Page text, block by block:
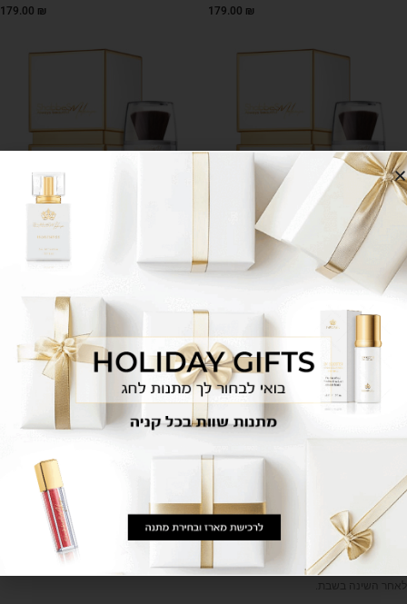
179.00 ₪
179.00 ₪
מייקאפ מינרלי SUN BEIGE 03
179.00₪
179.00₪
179.00₪
על מנת להתגבר על האתגר, שבת מייקאפ פיתחה איפור לשבת בהשגחת הבד"ץ. כך כל
אישה יכולה להשתמש בו, ולהנות ממראה מטופח ואסתטי. זאת, גם ביום השני של החג או
לאחר השינה בשבת.